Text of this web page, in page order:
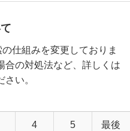
仕組みを変更しておりま
合の対処法など、詳しくは
さい。
4 5 最後